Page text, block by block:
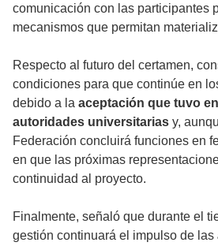
comunicación con las participantes
mecanismos que permitan
Respecto al futuro del certamen,
condiciones para que continúe en
debido a la aceptación que tuvo
autoridades universitarias y,
Federación concluirá funciones en
en que las próximas
continuidad al proyecto.
Finalmente, señaló que durante el
gestión continuará el impulso de las